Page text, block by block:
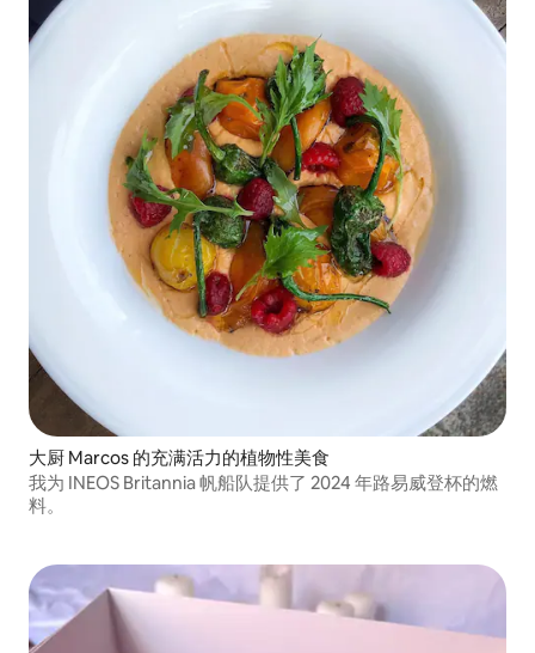
大厨 Marcos 的充满活力的植物性美食
我为 INEOS Britannia 帆船队提供了 2024 年路易威登杯的燃
料。